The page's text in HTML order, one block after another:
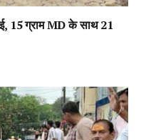
15 ग्राम MD के साथ 21